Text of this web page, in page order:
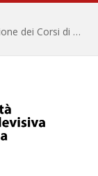
Università per Stranieri di Siena – Inaugurazione dei Corsi di Lingua e Cultura Italiana, 109a annata